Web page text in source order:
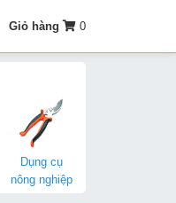
Giỏ hàng 0
Dụng cụ
nông nghiệp